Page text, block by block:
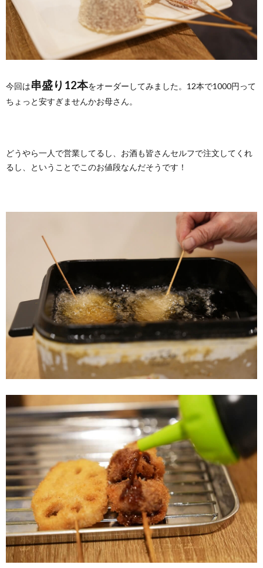
今回は串盛り12本をオーダーしてみました。12本で1000円って
ちょっと安すぎませんかお母さん。
どうやら一人で営業してるし、お酒も皆さんセルフで注文してくれ
るし、ということでこのお値段なんだそうです！